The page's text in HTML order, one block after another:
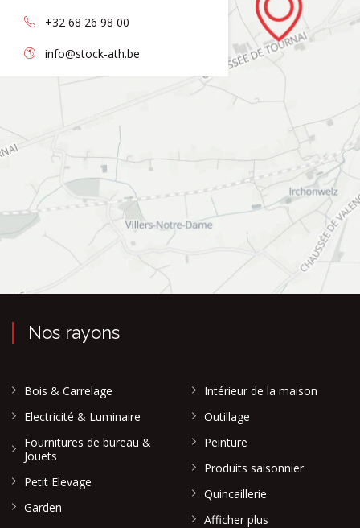
+32 68 26 98 00
info@stock-ath.be
Nos rayons
Bois & Carrelage
Electricité & Luminaire
Fournitures de bureau &
Jouets
Petit Elevage
Garden
Intérieur de la maison
Outillage
Peinture
Produits saisonnier
Quincaillerie
Afficher plus